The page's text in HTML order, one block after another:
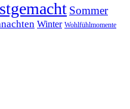
Sommer
Winter Wohlfühlmomente